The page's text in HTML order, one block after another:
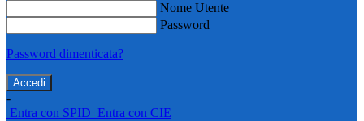
Nome Utente
Password
Password dimenticata?
-
Entra con SPID Entra con CIE